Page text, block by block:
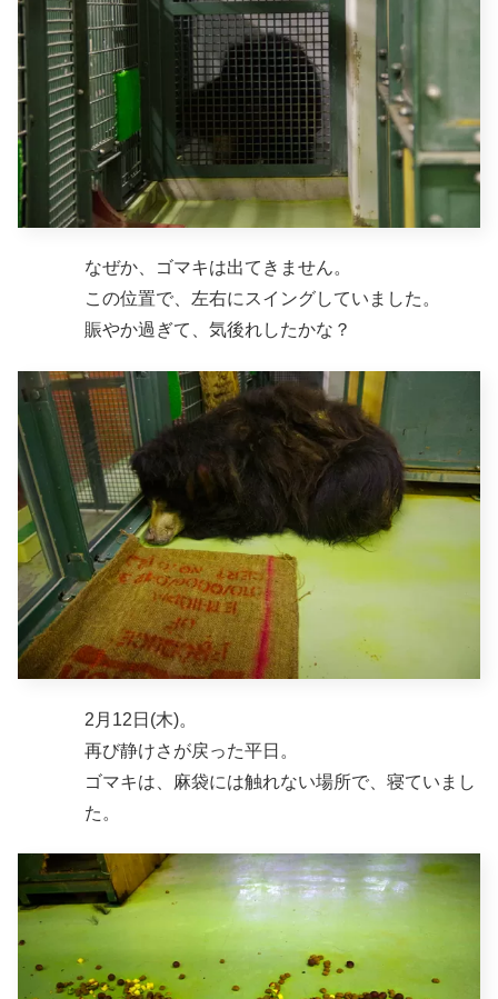
なぜか、ゴマキは出てきません。
この位置で、左右にスイングしていました。
賑やか過ぎて、気後れしたかな？
2月12日(木)。
再び静けさが戻った平日。
ゴマキは、麻袋には触れない場所で、寝ていまし
た。